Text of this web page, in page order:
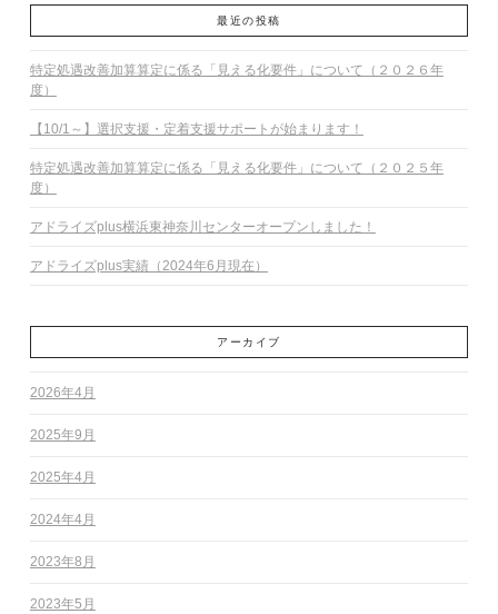
最近の投稿
特定処遇改善加算算定に係る「見える化要件」について（２０２６年
度）
【10/1～】選択支援・定着支援サポートが始まります！
特定処遇改善加算算定に係る「見える化要件」について（２０２５年
度）
アドライズplus横浜東神奈川センターオープンしました！
アドライズplus実績（2024年6月現在）
アーカイブ
2026年4月
2025年9月
2025年4月
2024年4月
2023年8月
2023年5月